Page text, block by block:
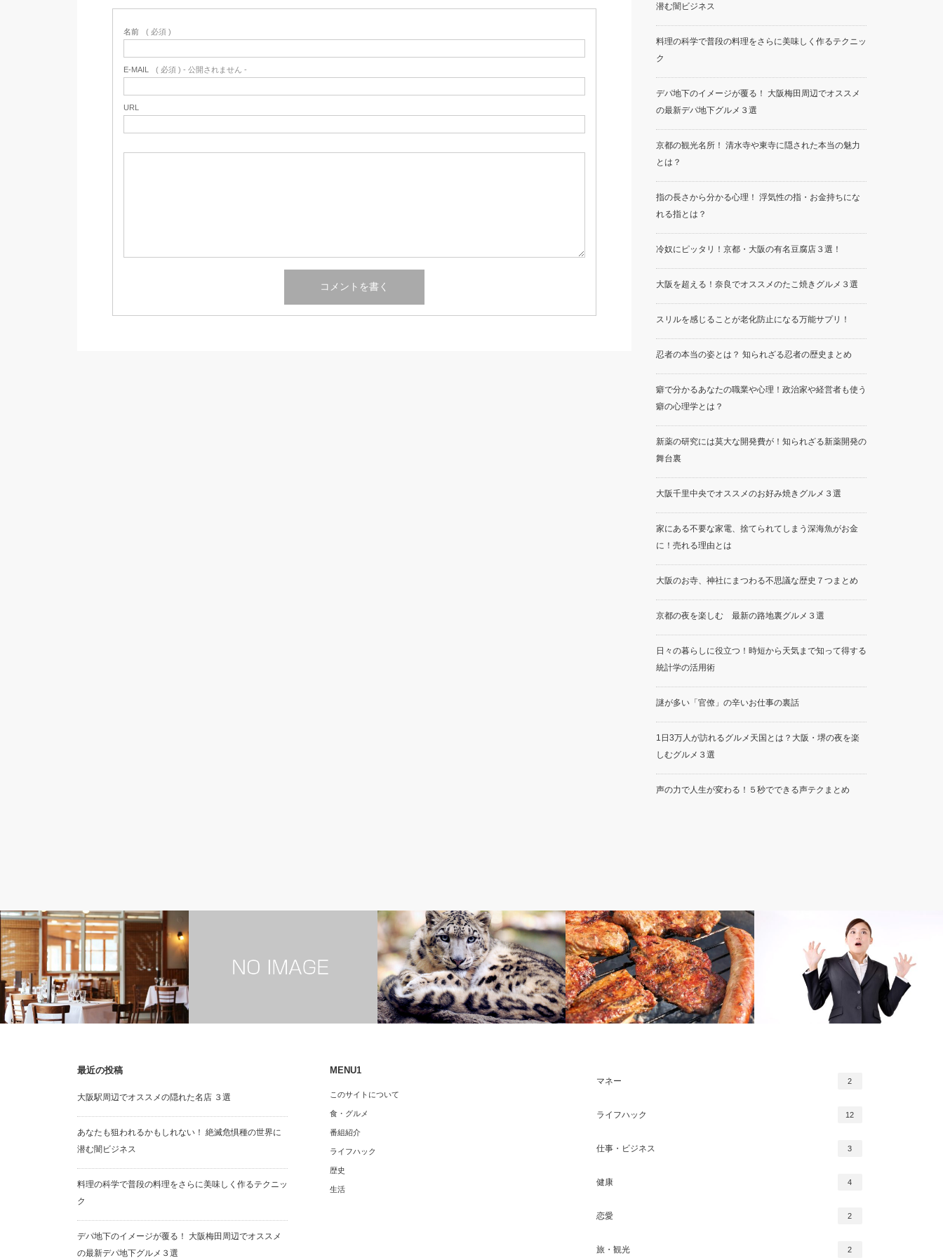
名前 ( 必須 )
E-MAIL ( 必須 ) - 公開されません -
URL
潜む闇ビジネス
料理の科学で普段の料理をさらに美味しく作るテクニッ
ク
デパ地下のイメージが覆る！ 大阪梅田周辺でオススメ
の最新デパ地下グルメ３選
京都の観光名所！ 清水寺や東寺に隠された本当の魅力
とは？
指の長さから分かる心理！ 浮気性の指・お金持ちにな
れる指とは？
冷奴にピッタリ！京都・大阪の有名豆腐店３選！
大阪を超える！奈良でオススメのたこ焼きグルメ３選
スリルを感じることが老化防止になる万能サプリ！
忍者の本当の姿とは？ 知られざる忍者の歴史まとめ
癖で分かるあなたの職業や心理！政治家や経営者も使う
癖の心理学とは？
新薬の研究には莫大な開発費が！知られざる新薬開発の
舞台裏
大阪千里中央でオススメのお好み焼きグルメ３選
家にある不要な家電、捨てられてしまう深海魚がお金
に！売れる理由とは
大阪のお寺、神社にまつわる不思議な歴史７つまとめ
京都の夜を楽しむ 最新の路地裏グルメ３選
日々の暮らしに役立つ！時短から天気まで知って得する
統計学の活用術
謎が多い「官僚」の辛いお仕事の裏話
1日3万人が訪れるグルメ天国とは？大阪・堺の夜を楽
しむグルメ３選
声の力で人生が変わる！５秒でできる声テクまとめ
大阪谷町九丁目の夜を楽しむフレンチ＆
大阪天満橋周辺でおすすめの鍋料理の店
あなたも狙われるかもしれない！ 絶滅危
上隠れ家グルメ３選
や経営者も使う癖の心理学とは？
最近の投稿
大阪駅周辺でオススメの隠れた名店 ３選
あなたも狙われるかもしれない！ 絶滅危惧種の世界に
潜む闇ビジネス
料理の科学で普段の料理をさらに美味しく作るテクニッ
ク
デパ地下のイメージが覆る！ 大阪梅田周辺でオススメ
の最新デパ地下グルメ３選
マネー 2
ライフハック 12
仕事・ビジネス 3
健康 4
恋愛 2
旅・観光 2
MENU1
このサイトについて
食・グルメ
番組紹介
ライフハック
歴史
生活